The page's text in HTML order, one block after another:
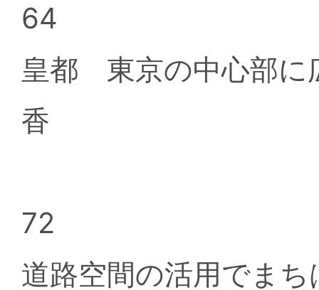
64
皇都 東京の中心部に
香
72
道路空間の活用でま